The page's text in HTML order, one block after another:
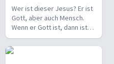
Wer ist dieser Jesus? Er ist
Gott, aber auch Mensch.
Wenn er Gott ist, dann ist
Gott so wie Jesus. Winfried
Vogel zeigt Jesus, wie er
wirklich ist.